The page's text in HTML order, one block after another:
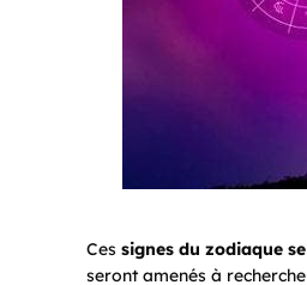
Ces signes du zodiaque
seront amenés à